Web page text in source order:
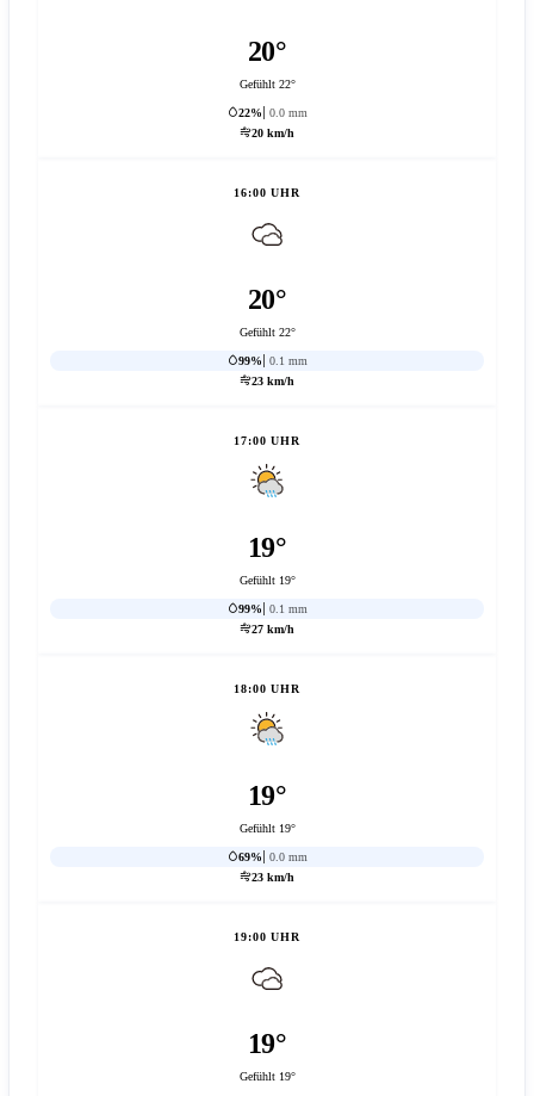
20°
Gefühlt 22°
22%
0.0 mm
20 km/h
16:00 UHR
20°
Gefühlt 22°
99%
0.1 mm
23 km/h
17:00 UHR
19°
Gefühlt 19°
99%
0.1 mm
27 km/h
18:00 UHR
19°
Gefühlt 19°
69%
0.0 mm
23 km/h
19:00 UHR
19°
Gefühlt 19°